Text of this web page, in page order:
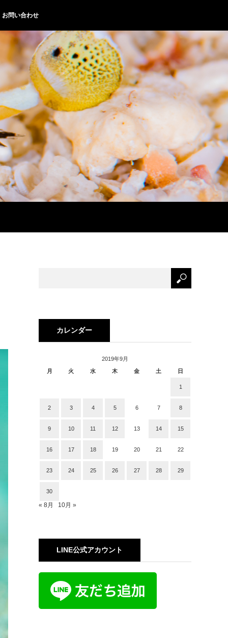
お問い合わせ
カレンダー
2019年9月
月
火 水 木 金 土 日
1
2 3 4 5 6 7 8
9 10 11 12 13 14 15
16 17 18 19 20 21 22
23 24 25 26 27 28 29
30
« 8月 10月 »
LINE公式アカウント